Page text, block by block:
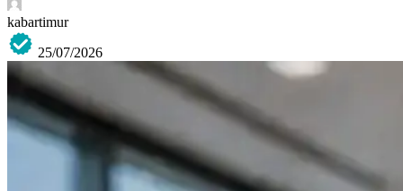
kabartimur
25/07/2026